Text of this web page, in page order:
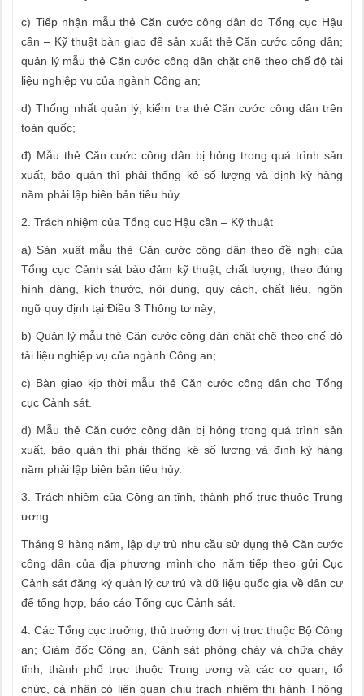
c) Tiếp nhận mẫu thẻ Căn cước công dân do Tổng cục Hậu
cần – Kỹ thuật bàn giao để sản xuất thẻ Căn cước công dân;
quản lý mẫu thẻ Căn cước công dân chặt chẽ theo chế độ tài
liệu nghiệp vụ của ngành Công an;
d) Thống nhất quản lý, kiểm tra thẻ Căn cước công dân trên
toàn quốc;
đ) Mẫu thẻ Căn cước công dân bị hỏng trong quá trình sản
xuất, bảo quản thì phải thống kê số lượng và định kỳ hàng
năm phải lập biên bản tiêu hủy.
2. Trách nhiệm của Tổng cục Hậu cần – Kỹ thuật
a) Sản xuất mẫu thẻ Căn cước công dân theo đề nghị của
Tổng cục Cảnh sát bảo đảm kỹ thuật, chất lượng, theo đúng
hình dáng, kích thước, nội dung, quy cách, chất liệu, ngôn
ngữ quy định tại Điều 3 Thông tư này;
b) Quản lý mẫu thẻ Căn cước công dân chặt chẽ theo chế độ
tài liệu nghiệp vụ của ngành Công an;
c) Bàn giao kịp thời mẫu thẻ Căn cước công dân cho Tổng
cục Cảnh sát.
d) Mẫu thẻ Căn cước công dân bị hỏng trong quá trình sản
xuất, bảo quản thì phải thống kê số lượng và định kỳ hàng
năm phải lập biên bản tiêu hủy.
3. Trách nhiệm của Công an tỉnh, thành phố trực thuộc Trung
ương
Tháng 9 hàng năm, lập dự trù nhu cầu sử dụng thẻ Căn cước
công dân của địa phương mình cho năm tiếp theo gửi Cục
Cảnh sát đăng ký quản lý cư trú và dữ liệu quốc gia về dân cư
để tổng hợp, báo cáo Tổng cục Cảnh sát.
4. Các Tổng cục trưởng, thủ trưởng đơn vị trực thuộc Bộ Công
an; Giám đốc Công an, Cảnh sát phòng cháy và chữa cháy
tỉnh, thành phố trực thuộc Trung ương và các cơ quan, tổ
chức, cá nhân có liên quan chịu trách nhiệm thi hành Thông